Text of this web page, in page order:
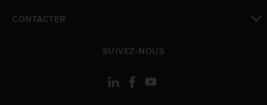
CONTACTER
SUIVEZ-NOUS